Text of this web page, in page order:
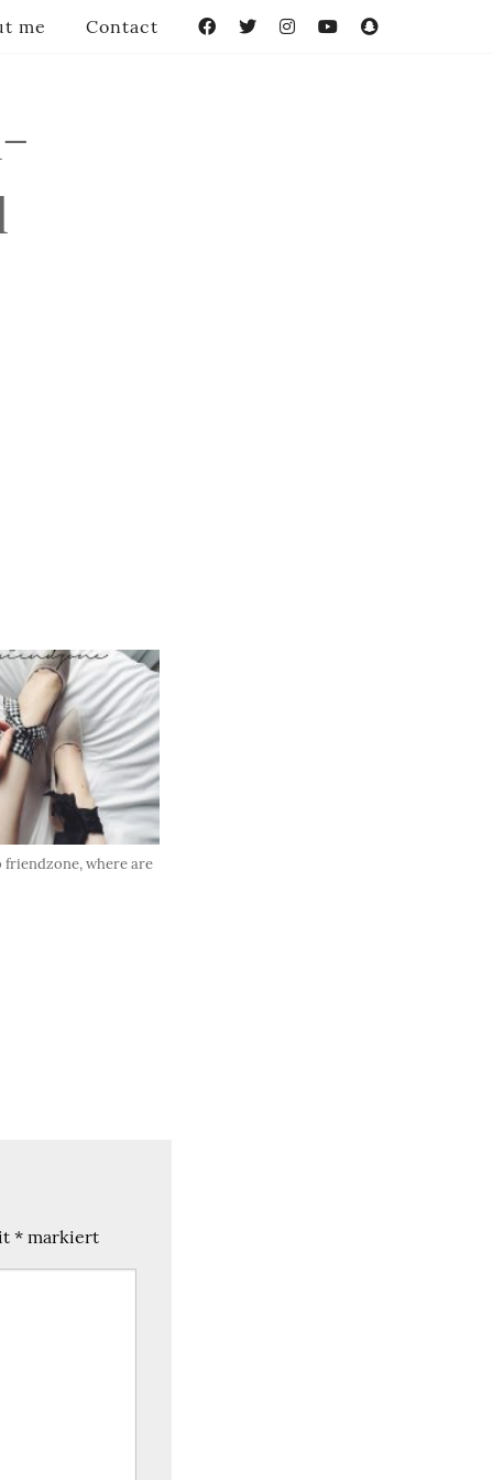
friendzone, where are
* markiert
me Contact FacebookTwitterInstagramYouTube